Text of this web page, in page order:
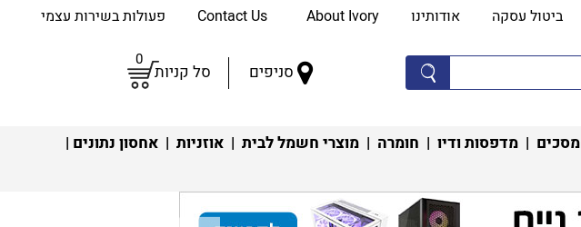
ביטול עסקה אודותינו About Ivory פעולות בשירות עצמי
סניפים סל קניות
0
מסכים | מדפסות ודיו | חומרה | מוצרי חשמל לבית | אוזניות | אחסון נתונים |